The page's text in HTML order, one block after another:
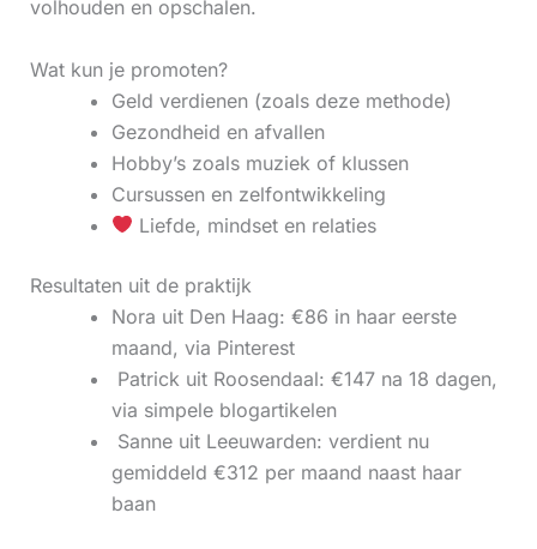
volhouden en opschalen.
Wat kun je promoten?
Geld verdienen (zoals deze methode)
Gezondheid en afvallen
Hobby’s zoals muziek of klussen
Cursussen en zelfontwikkeling
Liefde, mindset en relaties
Resultaten uit de praktijk
Nora uit Den Haag: €86 in haar eerste
maand, via Pinterest
‍ Patrick uit Roosendaal: €147 na 18 dagen,
via simpele blogartikelen
‍ Sanne uit Leeuwarden: verdient nu
gemiddeld €312 per maand naast haar
baan